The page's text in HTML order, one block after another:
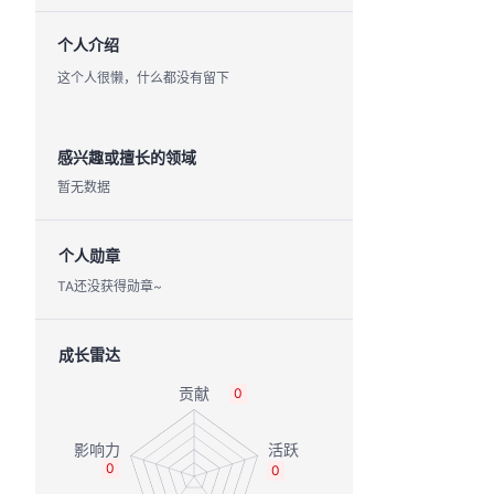
个人介绍
这个人很懒，什么都没有留下
感兴趣或擅长的领域
暂无数据
个人勋章
TA还没获得勋章~
成长雷达
0
0
0